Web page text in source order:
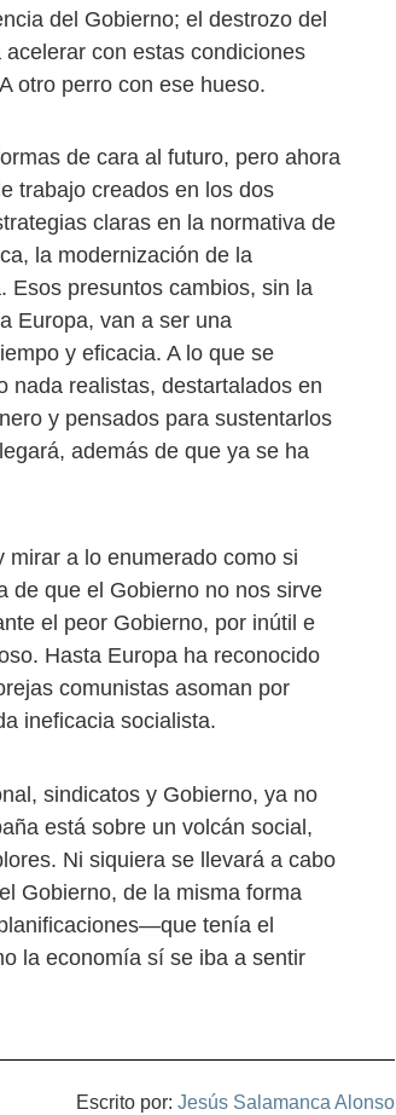
del Gobierno; el destrozo del
con estas condiciones
otro perro con ese hueso.
de cara al futuro, pero ahora
trabajo creados en los dos
claras en la normativa de
la modernización de la
Esos presuntos cambios, sin la
Europa, van a ser una
y eficacia. A lo que se
nada realistas, destartalados en
y pensados para sustentarlos
además de que ya se ha
a lo enumerado como si
de que el Gobierno no nos sirve
el peor Gobierno, por inútil e
Hasta Europa ha reconocido
comunistas asoman por
ineficacia socialista.
sindicatos y Gobierno, ya no
está sobre un volcán social,
Ni siquiera se llevará a cabo
Gobierno, de la misma forma
tenía el
la economía sí se iba a sentir
Escrito por: Jesús Salamanca Alonso